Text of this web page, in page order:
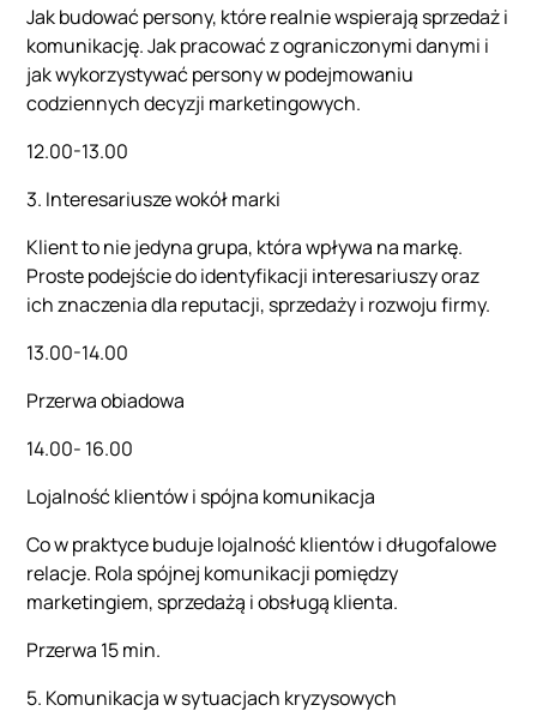
Jak budować persony, które realnie wspierają sprzedaż i
komunikację. Jak pracować z ograniczonymi danymi i
jak wykorzystywać persony w podejmowaniu
codziennych decyzji marketingowych.
12.00-13.00
3. Interesariusze wokół marki
Klient to nie jedyna grupa, która wpływa na markę.
Proste podejście do identyfikacji interesariuszy oraz
ich znaczenia dla reputacji, sprzedaży i rozwoju firmy.
13.00-14.00
Przerwa obiadowa
14.00- 16.00
Lojalność klientów i spójna komunikacja
Co w praktyce buduje lojalność klientów i długofalowe
relacje. Rola spójnej komunikacji pomiędzy
marketingiem, sprzedażą i obsługą klienta.
Przerwa 15 min.
5. Komunikacja w sytuacjach kryzysowych